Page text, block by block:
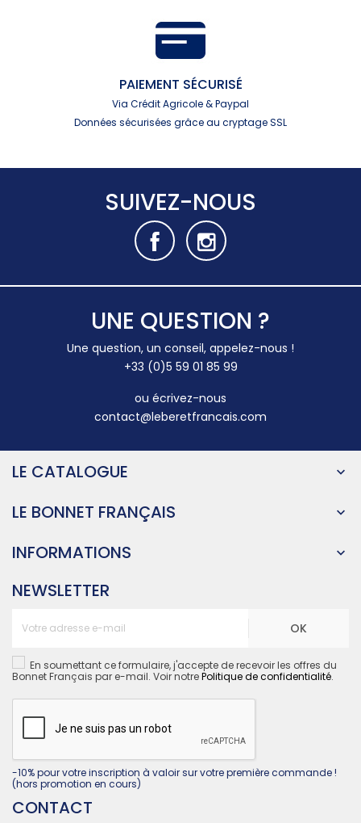
PAIEMENT SÉCURISÉ
Via Crédit Agricole & Paypal
Données sécurisées grâce au cryptage SSL
SUIVEZ-NOUS
UNE QUESTION ?
Une question, un conseil, appelez-nous !
+33 (0)5 59 01 85 99
ou écrivez-nous
contact@leberetfrancais.com
LE CATALOGUE 
LE BONNET FRANÇAIS 
INFORMATIONS 
NEWSLETTER
OK
En soumettant ce formulaire, j'accepte de recevoir les offres du
Bonnet Français par e-mail. Voir notrePolitique de confidentialité.
-10% pour votre inscription à valoir sur votre première commande !
(hors promotion en cours)
CONTACT